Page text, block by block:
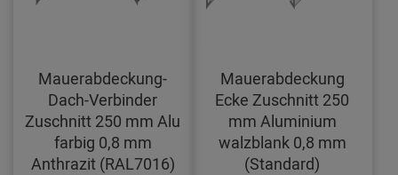
Mauerabdeckung-
Dach-Verbinder
Zuschnitt 250 mm Alu
farbig 0,8 mm
Anthrazit (RAL7016)
Mauerabdeckung
Ecke Zuschnitt 250
mm Aluminium
walzblank 0,8 mm
(Standard)